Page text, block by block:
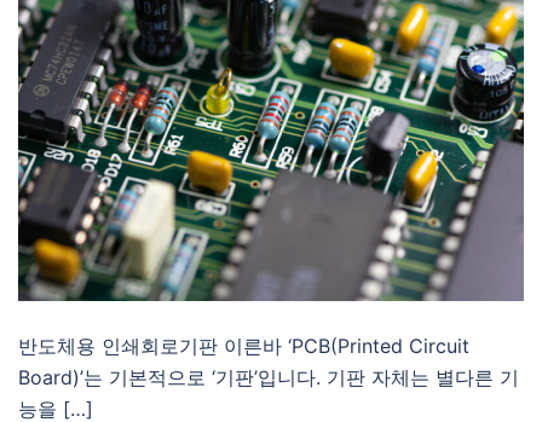
반도체용 인쇄회로기판 이른바 ‘PCB(Printed Circuit
Board)’는 기본적으로 ‘기판’입니다. 기판 자체는 별다른 기
능을 […]